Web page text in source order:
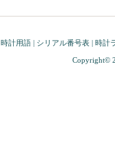
時計用語 | シリアル番号表 | 時計
Copyright©